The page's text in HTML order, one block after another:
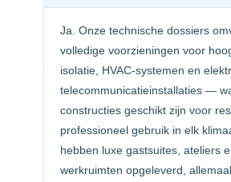
Ja. Onze technische dossiers
volledige voorzieningen voor
isolatie, HVAC-systemen en
telecommunicatie­installaties —
constructies geschikt zijn voor
professioneel gebruik in elk
hebben luxe gastsuites, ateliers
werkruimten opgeleverd, allemaal